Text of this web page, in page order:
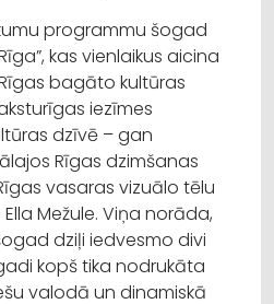
programmu šogad
kas vienlaikus aicina
bagāto kultūras
iezīmes
dzīvē – gan
Rīgas dzimšanas
vasaras vizuālo tēlu
Mežule. Viņa norāda,
dziļi iedvesmo divi
kopš tika nodrukāta
valodā un dinamiskā